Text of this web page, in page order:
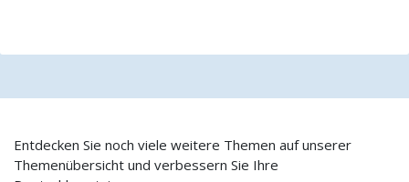
Entdecken Sie noch viele weitere Themen auf unserer
Themenübersicht und verbessern Sie Ihre